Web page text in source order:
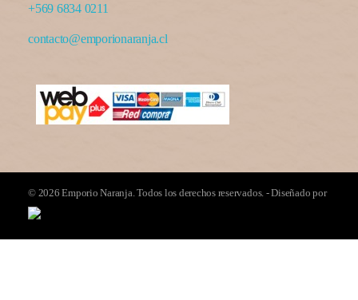
+569 6834 0211
contacto@emporionaranja.cl
© 2026 Emporio Naranja. Todos los derechos reservados. - Diseñado por